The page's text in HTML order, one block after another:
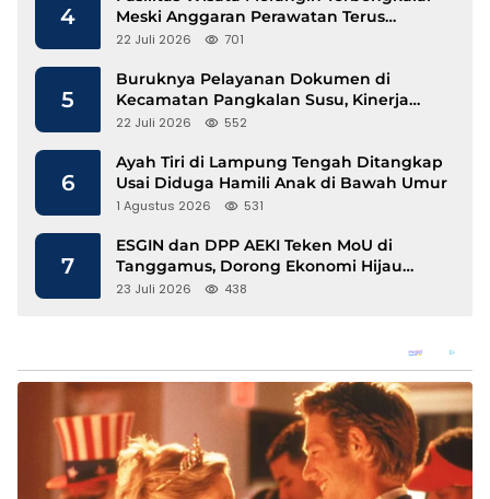
4
Meski Anggaran Perawatan Terus
Mengalir
22 Juli 2026 701
5
Buruknya Pelayanan Dokumen di
Kecamatan Pangkalan Susu, Kinerja
Disdukcapil Langkat Disorot
22 Juli 2026 552
6
Ayah Tiri di Lampung Tengah Ditangkap
Usai Diduga Hamili Anak di Bawah Umur
1 Agustus 2026 531
7
ESGIN dan DPP AEKI Teken MoU di
Tanggamus, Dorong Ekonomi Hijau
Berbasis Kopi dan Perdagangan Karbon
23 Juli 2026 438